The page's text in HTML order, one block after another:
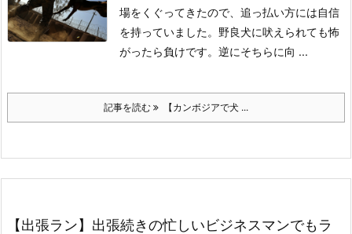
場をくぐってきたので、追っ払い方には自信
を持っていました。 野良犬に吠えられても怖
がったら負けです。 逆にそちらに向 ...
記事を読む 【カンボジアで犬 ...
【出張ラン】出張続きの忙しいビジネスマンでもラ